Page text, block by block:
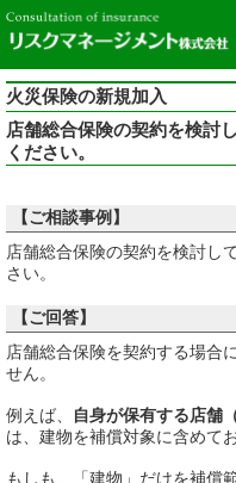
火災保険の新規加入
店舗総合保険の契約を検討
ください。
【ご相談事例】
店舗総合保険の契約を検討し
さい。
【ご回答】
店舗総合保険を契約する場合に
せん。
例えば、 自身が保有する店舗
は、建物を補償対象に含めて
もしも、「建物」だけを補償